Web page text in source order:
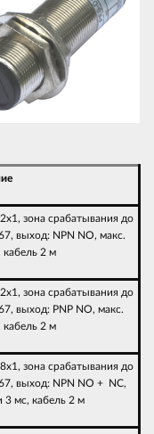
зона срабатывания до
выход: NPN NO, макс.
кабель 2 м
зона срабатывания до
выход: PNP NO, макс.
кабель 2 м
зона срабатывания до
выход: NPN NO + NC,
3 мс, кабель 2 м